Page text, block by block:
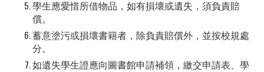
學生應愛惜所借物品，如有損壞或遺失，須負責賠
償。
蓄意塗污或損壞書籍者，除負責賠償外，並按校規處
分。
如遺失學生證應向圖書館申請補領，繳交申請表、學